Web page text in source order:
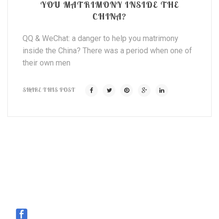
YOU MATRIMONY INSIDE THE
CHINA?
QQ & WeChat: a danger to help you matrimony
inside the China? There was a period when one of
their own men
SHARE THIS POST